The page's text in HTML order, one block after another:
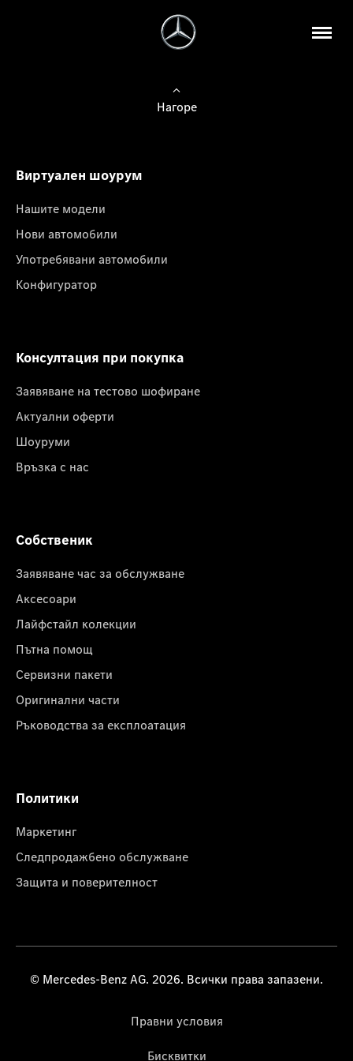
Нагоре
Виртуален шоурум
Нашите модели
Нови автомобили
Употребявани автомобили
Конфигуратор
Консултация при покупка
Заявяване на тестово шофиране
Актуални оферти
Шоуруми
Връзка с нас
Собственик
Заявяване час за обслужване
Аксесоари
Лайфстайл колекции
Пътна помощ
Сервизни пакети
Оригинални части
Ръководства за експлоатация
Политики
Маркетинг
Следпродажбено обслужване
Защита и поверителност
© Mercedes-Benz AG. 2026. Всички права запазени.
Правни условия
Бисквитки